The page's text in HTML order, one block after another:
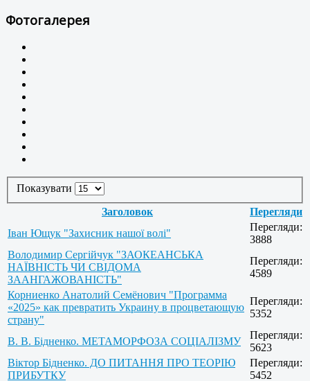
Фотогалерея
Показувати
Заголовок
Перегляди
Іван Ющук "Захисник нашої волі"
Перегляди:
3888
Володимир Сергійчук "ЗАОКЕАНСЬКА
НАЇВНІСТЬ ЧИ СВІДОМА
ЗААНГАЖОВАНІСТЬ"
Перегляди:
4589
Корниенко Анатолий Семёнович "Программа
«2025» как превратить Украину в процветающую
страну"
Перегляди:
5352
В. В. Бідненко. МЕТАМОРФОЗА СОЦІАЛІЗМУ
Перегляди:
5623
Віктор Бідненко. ДО ПИТАННЯ ПРО ТЕОРІЮ
ПРИБУТКУ
Перегляди:
5452